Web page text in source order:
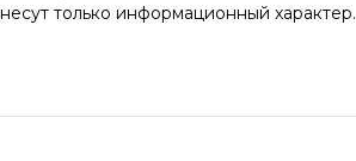
несут только информационный характер.